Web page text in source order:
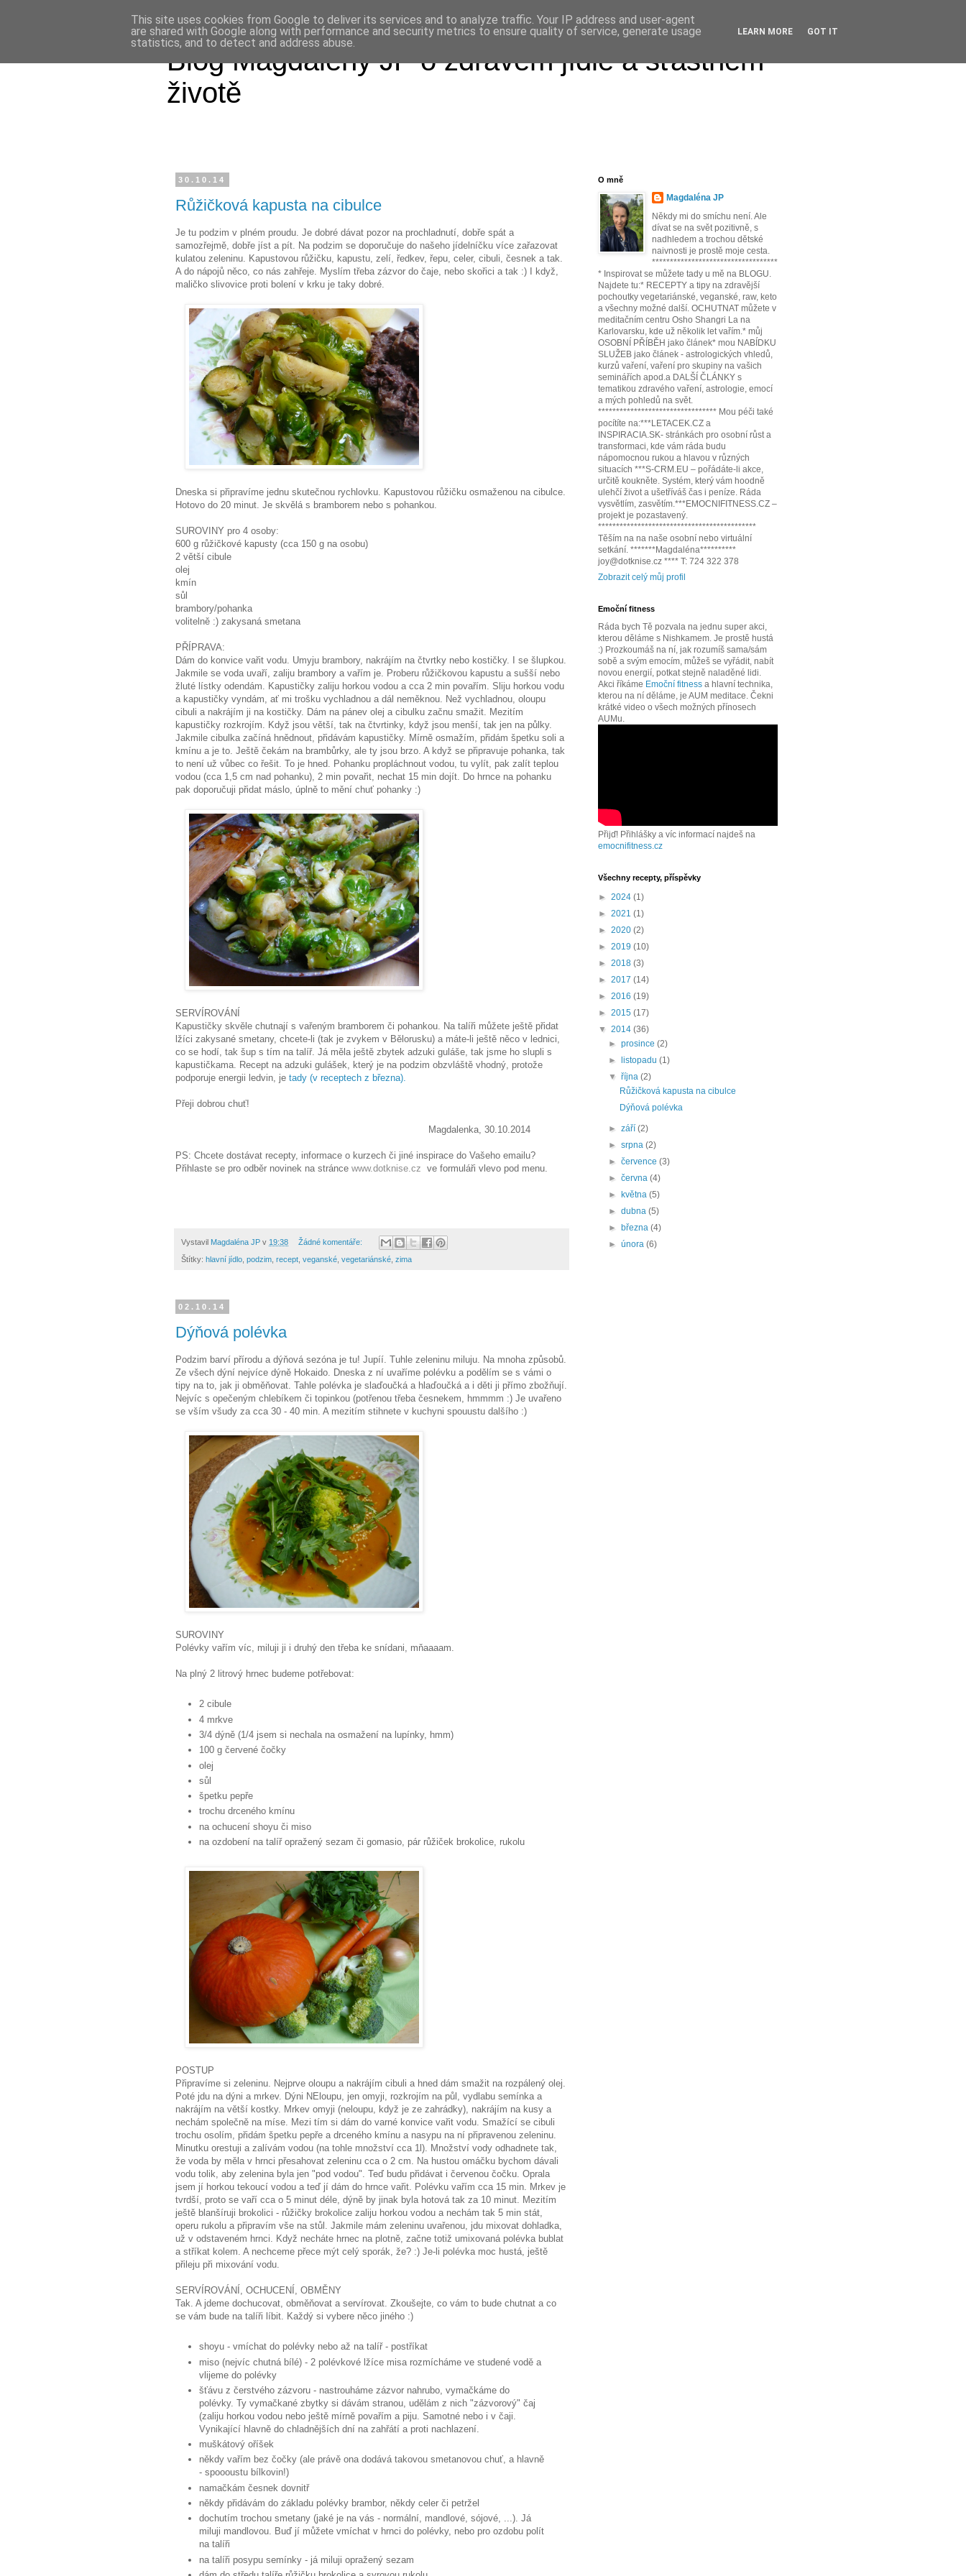
Blog Magdalény JP o zdravém jídle a šťastném
životě
30.10.14
Růžičková kapusta na cibulce
Je tu podzim v plném proudu. Je dobré dávat pozor na prochladnutí, dobře spát a
samozřejmě, dobře jíst a pít. Na podzim se doporučuje do našeho jídelníčku více zařazovat
kulatou zeleninu. Kapustovou růžičku, kapustu, zelí, ředkev, řepu, celer, cibuli, česnek a tak.
A do nápojů něco, co nás zahřeje. Myslím třeba zázvor do čaje, nebo skořici a tak :) I když,
maličko slivovice proti bolení v krku je taky dobré.
Dneska si připravíme jednu skutečnou rychlovku. Kapustovou růžičku osmaženou na cibulce.
Hotovo do 20 minut. Je skvělá s bramborem nebo s pohankou.
SUROVINY pro 4 osoby:
600 g růžičkové kapusty (cca 150 g na osobu)
2 větší cibule
olej
kmín
sůl
brambory/pohanka
volitelně :) zakysaná smetana
PŘÍPRAVA:
Dám do konvice vařit vodu. Umyju brambory, nakrájím na čtvrtky nebo kostičky. I se šlupkou.
Jakmile se voda uvaří, zaliju brambory a vařím je. Proberu růžičkovou kapustu a sušší nebo
žluté lístky odendám. Kapustičky zaliju horkou vodou a cca 2 min povařím. Sliju horkou vodu
a kapustičky vyndám, ať mi trošku vychladnou a dál neměknou. Než vychladnou, oloupu
cibuli a nakrájím ji na kostičky. Dám na pánev olej a cibulku začnu smažit. Mezitím
kapustičky rozkrojím. Když jsou větší, tak na čtvrtinky, když jsou menší, tak jen na půlky.
Jakmile cibulka začíná hnědnout, přidávám kapustičky. Mírně osmažím, přidám špetku soli a
kmínu a je to. Ještě čekám na brambůrky, ale ty jsou brzo. A když se připravuje pohanka, tak
to není už vůbec co řešit. To je hned. Pohanku propláchnout vodou, tu vylít, pak zalít teplou
vodou (cca 1,5 cm nad pohanku), 2 min povařit, nechat 15 min dojít. Do hrnce na pohanku
pak doporučuji přidat máslo, úplně to mění chuť pohanky :)
SERVÍROVÁNÍ
Kapustičky skvěle chutnají s vařeným bramborem či pohankou. Na talíři můžete ještě přidat
lžíci zakysané smetany, chcete-li (tak je zvykem v Bělorusku) a máte-li ještě něco v lednici,
co se hodí, tak šup s tím na talíř. Já měla ještě zbytek adzuki guláše, tak jsme ho slupli s
kapustičkama. Recept na adzuki gulášek, který je na podzim obzvláště vhodný, protože
podporuje energii ledvin, je tady (v receptech z března).
Přeji dobrou chuť!
Magdalenka, 30.10.2014
PS: Chcete dostávat recepty, informace o kurzech či jiné inspirace do Vašeho emailu?
Přihlaste se pro odběr novinek na stránce www.dotknise.cz ve formuláři vlevo pod menu.
Vystavil Magdaléna JP v 19:38 Žádné komentáře:
Štítky: hlavní jídlo podzim recept veganské vegetariánské zima
02.10.14
Dýňová polévka
Podzim barví přírodu a dýňová sezóna je tu! Jupíí. Tuhle zeleninu miluju. Na mnoha způsobů.
Ze všech dýní nejvíce dýně Hokaido. Dneska z ní uvaříme polévku a podělím se s vámi o
tipy na to, jak ji obměňovat. Tahle polévka je slaďoučká a hlaďoučká a i děti ji přímo zbožňují.
Nejvíc s opečeným chlebíkem či topinkou (potřenou třeba česnekem, hmmmm :) Je uvařeno
se vším všudy za cca 30 - 40 min. A mezitím stihnete v kuchyni spouustu dalšího :)
SUROVINY
Polévky vařím víc, miluji ji i druhý den třeba ke snídani, mňaaaam.
Na plný 2 litrový hrnec budeme potřebovat:
2 cibule
4 mrkve
3/4 dýně (1/4 jsem si nechala na osmažení na lupínky, hmm)
100 g červené čočky
olej
sůl
špetku pepře
trochu drceného kmínu
na ochucení shoyu či miso
na ozdobení na talíř opražený sezam či gomasio, pár růžiček brokolice, rukolu
POSTUP
Připravíme si zeleninu. Nejprve oloupu a nakrájím cibuli a hned dám smažit na rozpálený olej.
Poté jdu na dýni a mrkev. Dýni NEloupu, jen omyji, rozkrojím na půl, vydlabu semínka a
nakrájím na větší kostky. Mrkev omyji (neloupu, když je ze zahrádky), nakrájím na kusy a
nechám společně na míse. Mezi tím si dám do varné konvice vařit vodu. Smažící se cibuli
trochu osolím, přidám špetku pepře a drceného kmínu a nasypu na ní připravenou zeleninu.
Minutku orestuji a zalívám vodou (na tohle množství cca 1l). Množství vody odhadnete tak,
že voda by měla v hrnci přesahovat zeleninu cca o 2 cm. Na hustou omáčku bychom dávali
vodu tolik, aby zelenina byla jen "pod vodou". Teď budu přidávat i červenou čočku. Oprala
jsem jí horkou tekoucí vodou a teď jí dám do hrnce vařit. Polévku vařím cca 15 min. Mrkev je
tvrdší, proto se vaří cca o 5 minut déle, dýně by jinak byla hotová tak za 10 minut. Mezitím
ještě blanšíruji brokolici - růžičky brokolice zaliju horkou vodou a nechám tak 5 min stát,
operu rukolu a připravím vše na stůl. Jakmile mám zeleninu uvařenou, jdu mixovat dohladka,
už v odstaveném hrnci. Když necháte hrnec na plotně, začne totiž umixovaná polévka bublat
a stříkat kolem. A nechceme přece mýt celý sporák, že? :) Je-li polévka moc hustá, ještě
přileju při mixování vodu.
SERVÍROVÁNÍ, OCHUCENÍ, OBMĚNY
Tak. A jdeme dochucovat, obměňovat a servírovat. Zkoušejte, co vám to bude chutnat a co
se vám bude na talíři líbit. Každý si vybere něco jiného :)
shoyu - vmíchat do polévky nebo až na talíř - postříkat
miso (nejvíc chutná bílé) - 2 polévkové lžíce misa rozmícháme ve studené vodě a
vlijeme do polévky
šťávu z čerstvého zázvoru - nastrouháme zázvor nahrubo, vymačkáme do
polévky. Ty vymačkané zbytky si dávám stranou, udělám z nich "zázvorový" čaj
(zaliju horkou vodou nebo ještě mírně povařím a piju. Samotné nebo i v čaji.
Vynikající hlavně do chladnějších dní na zahřátí a proti nachlazení.
muškátový oříšek
někdy vařím bez čočky (ale právě ona dodává takovou smetanovou chuť, a hlavně
- spoooustu bílkovin!)
namačkám česnek dovnitř
někdy přidávám do základu polévky brambor, někdy celer či petržel
dochutím trochou smetany (jaké je na vás - normální, mandlové, sójové, ...). Já
miluji mandlovou. Buď jí můžete vmíchat v hrnci do polévky, nebo pro ozdobu polít
na talíři
na talíři posypu semínky - já miluji opražený sezam
O mně
Magdaléna JP
Někdy mi do smíchu není. Ale
dívat se na svět pozitivně, s
nadhledem a trochou dětské
naivnosti je prostě moje cesta.
***********************************
* Inspirovat se můžete tady u mě na BLOGU.
Najdete tu:* RECEPTY a tipy na zdravější
pochoutky vegetariánské, veganské, raw, keto
a všechny možné další. OCHUTNAT můžete v
meditačním centru Osho Shangri La na
Karlovarsku, kde už několik let vařím.* můj
OSOBNÍ PŘÍBĚH jako článek* mou NABÍDKU
SLUŽEB jako článek - astrologických vhledů,
kurzů vaření, vaření pro skupiny na vašich
seminářích apod.a DALŠÍ ČLÁNKY s
tematikou zdravého vaření, astrologie, emocí
a mých pohledů na svět.
********************************* Mou péči také
pocítíte na:***LETACEK.CZ a
INSPIRACIA.SK- stránkách pro osobní růst a
transformaci, kde vám ráda budu
nápomocnou rukou a hlavou v různých
situacích ***S-CRM.EU – pořádáte-li akce,
určitě koukněte. Systém, který vám hoodně
ulehčí život a ušetříváš čas i peníze. Ráda
vysvětlím, zasvětím.***EMOCNIFITNESS.CZ –
projekt je pozastavený.
********************************************
Těším na na naše osobní nebo virtuální
setkání. *******Magdaléna**********
joy@dotknise.cz **** T: 724 322 378
Zobrazit celý můj profil
Emoční fitness
Ráda bych Tě pozvala na jednu super akci,
kterou děláme s Nishkamem. Je prostě hustá
:) Prozkoumáš na ní, jak rozumíš sama/sám
sobě a svým emocím, můžeš se vyřádit, nabít
novou energií, potkat stejně naladěné lidi.
Akci říkáme Emoční fitness a hlavní technika,
kterou na ní děláme, je AUM meditace. Čekni
krátké video o všech možných přínosech
AUMu.
Přijď! Přihlášky a víc informací najdeš na
emocnifitness.cz
Všechny recepty, příspěvky
► 2024 (1)
► 2021 (1)
► 2020 (2)
► 2019 (10)
► 2018 (3)
► 2017 (14)
► 2016 (19)
► 2015 (17)
▼ 2014 (36)
►prosince(2)
►
listopadu(1)
▼října(2)
Růžičková kapusta na cibulce
Dýňová polévka
►září(2)
►srpna(2)
►července(3)
►června(4)
►
května(5)
►dubna(5)
► března(4)
►února(6)
This site uses cookies from Google to deliver its services and to analyze traffic. Your IP address and user-agent
are shared with Google along with performance and security metrics to ensure quality of service, generate usage
statistics, and to detect and address abuse.
LEARN MORE GOT IT